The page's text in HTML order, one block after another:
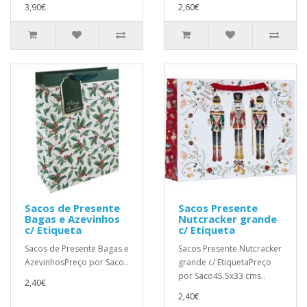
3,90€ 2,60€
Sacos de Presente
Bagas e Azevinhos
c/ Etiqueta
Sacos de Presente Bagas e
AzevinhosPreço por Saco..
2,40€
Sacos Presente
Nutcracker grande
c/ Etiqueta
Sacos Presente Nutcracker
grande c/ EtiquetaPreço
por Saco45.5x33 cms..
2,40€